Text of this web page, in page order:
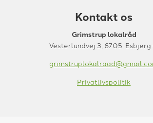
Kontakt os
Grimstrup lokalråd
Vesterlundvej 3, 6705
Privatlivspolitik